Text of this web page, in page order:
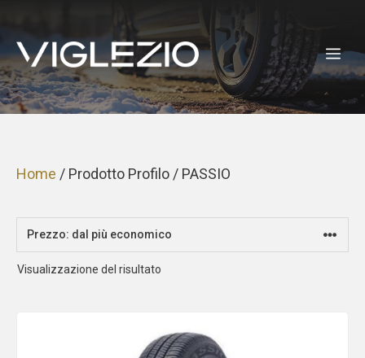
contenuto
Home / Prodotto Profilo / PASSIO
Visualizzazione del risultato